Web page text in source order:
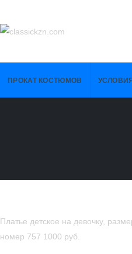
ПРОКАТ КОСТЮМОВ
Платье детское на девочку,
номер 757 1000 руб.